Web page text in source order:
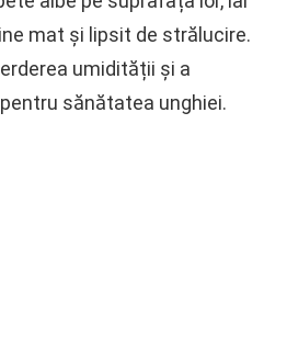
mat și lipsit de strălucire.
umidității și a
sănătatea unghiei.